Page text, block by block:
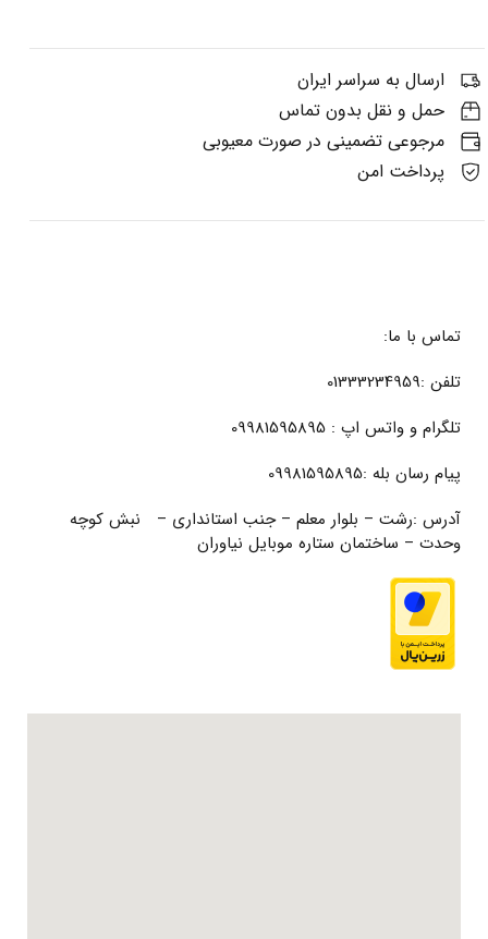
ارسال به سراسر ایران
حمل و نقل بدون تماس
مرجوعی تضمینی در صورت معیوبی
پرداخت امن
تماس با ما:
تلفن :01333234959
تلگرام و واتس اپ : 09981595895
پیام رسان بله :09981595895
آدرس :رشت – بلوار معلم – جنب استانداری – نبش کوچه
وحدت – ساختمان ستاره موبایل نیاوران